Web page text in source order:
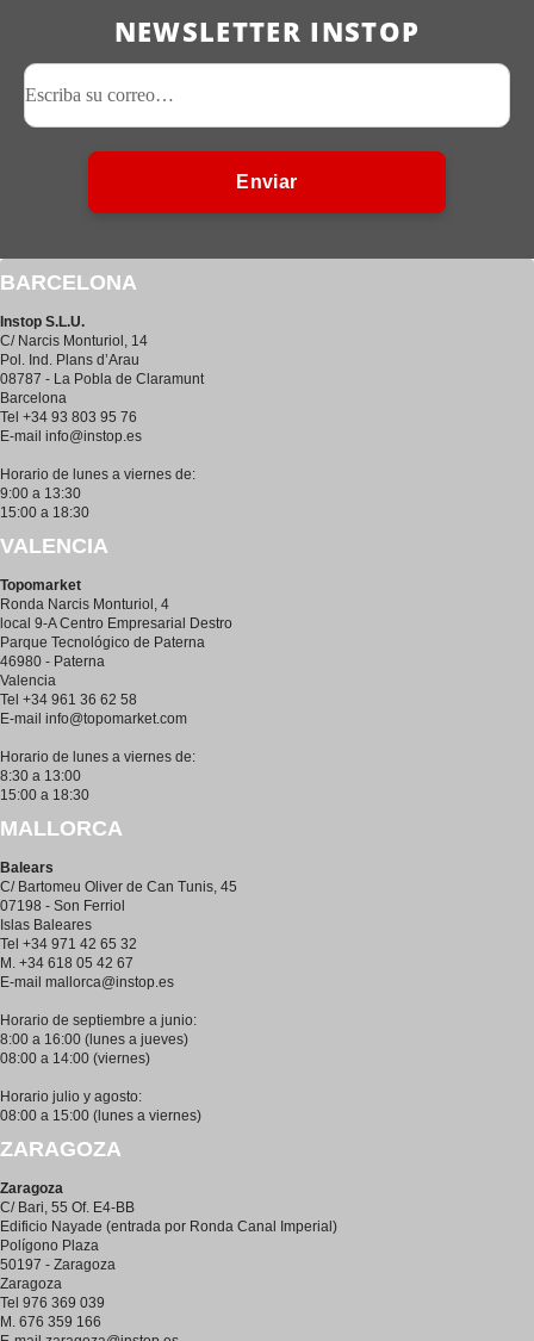
NEWSLETTER INSTOP
Enviar
BARCELONA
Instop S.L.U.
C/ Narcis Monturiol, 14
Pol. Ind. Plans d’Arau
08787 - La Pobla de Claramunt
Barcelona
Tel +34 93 803 95 76
E-mail info@instop.es
Horario de lunes a viernes de:
9:00 a 13:30
15:00 a 18:30
VALENCIA
Topomarket
Ronda Narcis Monturiol, 4
local 9-A Centro Empresarial Destro
Parque Tecnológico de Paterna
46980 - Paterna
Valencia
Tel +34 961 36 62 58
E-mail info@topomarket.com
Horario de lunes a viernes de:
8:30 a 13:00
15:00 a 18:30
MALLORCA
Balears
C/ Bartomeu Oliver de Can Tunis, 45
07198 - Son Ferriol
Islas Baleares
Tel +34 971 42 65 32
M. +34 618 05 42 67
E-mail mallorca@instop.es
Horario de septiembre a junio:
8:00 a 16:00 (lunes a jueves)
08:00 a 14:00 (viernes)
Horario julio y agosto:
08:00 a 15:00 (lunes a viernes)
ZARAGOZA
Zaragoza
C/ Bari, 55 Of. E4-BB
Edificio Nayade (entrada por Ronda Canal Imperial)
Polígono Plaza
50197 - Zaragoza
Zaragoza
Tel 976 369 039
M. 676 359 166